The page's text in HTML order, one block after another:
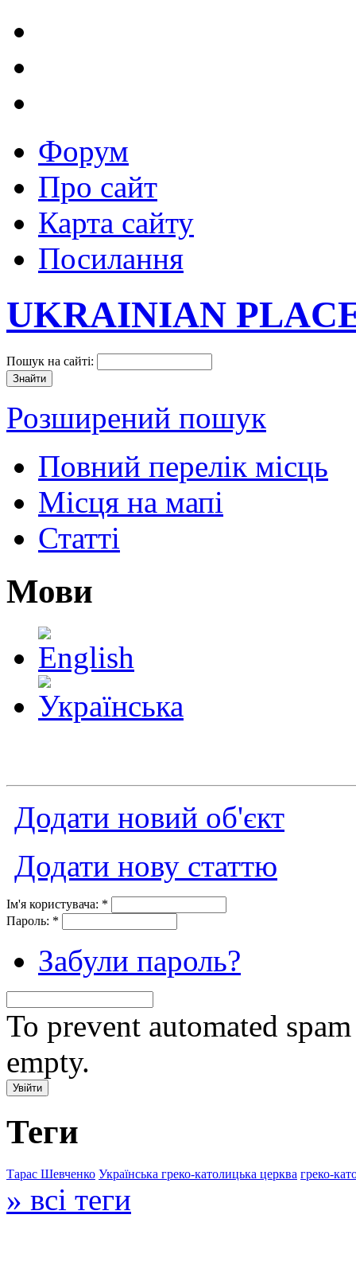
Форум
Про сайт
Карта сайту
Посилання
UKRAINIAN
Пошук на сайті:
Розширений пошук
Повний перелік місць
Місця на мапі
Статті
Мови
Додати новий об'єкт
Додати нову статтю
Ім'я користувача: *
Пароль: *
Забули пароль?
To prevent automated
empty.
Теги
Тарас Шевченко Українська греко-католицька церква греко-
» всі теги